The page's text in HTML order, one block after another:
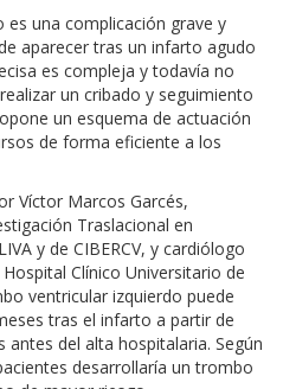
es una complicación grave y
aparecer tras un infarto agudo
es compleja y todavía no
un cribado y seguimiento
un esquema de actuación
de forma eficiente a los
Víctor Marcos Garcés,
Traslacional en
y de CIBERCV, y cardiólogo
Clínico Universitario de
ventricular izquierdo puede
tras el infarto a partir de
antes del alta hospitalaria. Según
desarrollaría un trombo